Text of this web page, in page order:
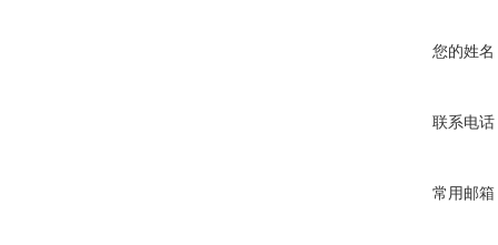
您的姓名
联系电话
常用邮箱